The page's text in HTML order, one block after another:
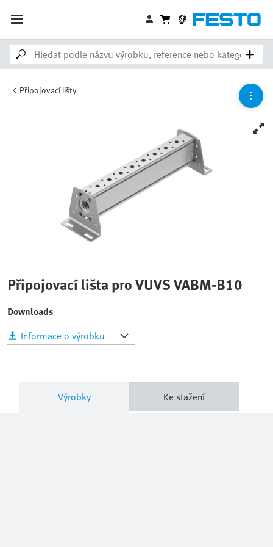
Připojovací lišty
Připojovací lišta pro VUVS VABM-B10
Downloads
Informace o výrobku
Výrobky Ke stažení